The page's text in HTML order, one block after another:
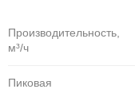
Производительность,
м³/ч
Пиковая